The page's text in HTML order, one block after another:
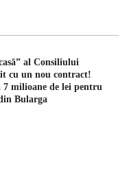
al Consiliului
cu un nou contract!
7 milioane de lei pentru
Bularga